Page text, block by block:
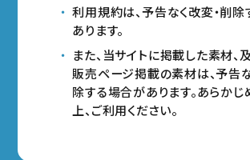
利用規約は、予告なく改変・削
あります。
また、当サイトに掲載した素材、
販売ページ掲載の素材は、予告
除する場合があります。あらか
上、ご利用ください。